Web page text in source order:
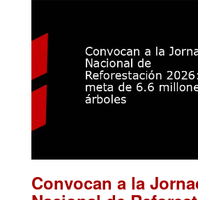
Convocan a la